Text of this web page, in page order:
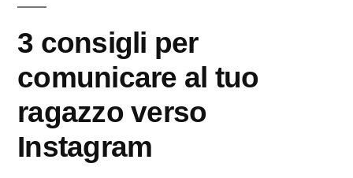
3 consigli per
comunicare al tuo
ragazzo verso
Instagram